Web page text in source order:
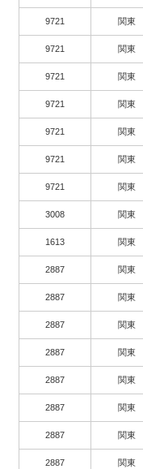
9721 関東
9721 関東
9721 関東
9721 関東
9721 関東
9721 関東
9721 関東
3008 関東
1613 関東
2887 関東
2887 関東
2887 関東
2887 関東
2887 関東
2887 関東
2887 関東
2887 関東